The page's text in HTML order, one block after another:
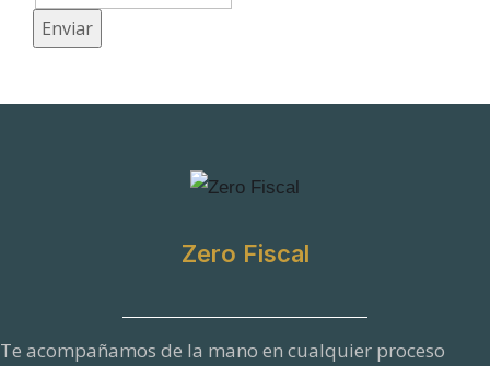
r
e
n
Enviar
Zero Fiscal
Te acompañamos de la mano en cualquier proceso